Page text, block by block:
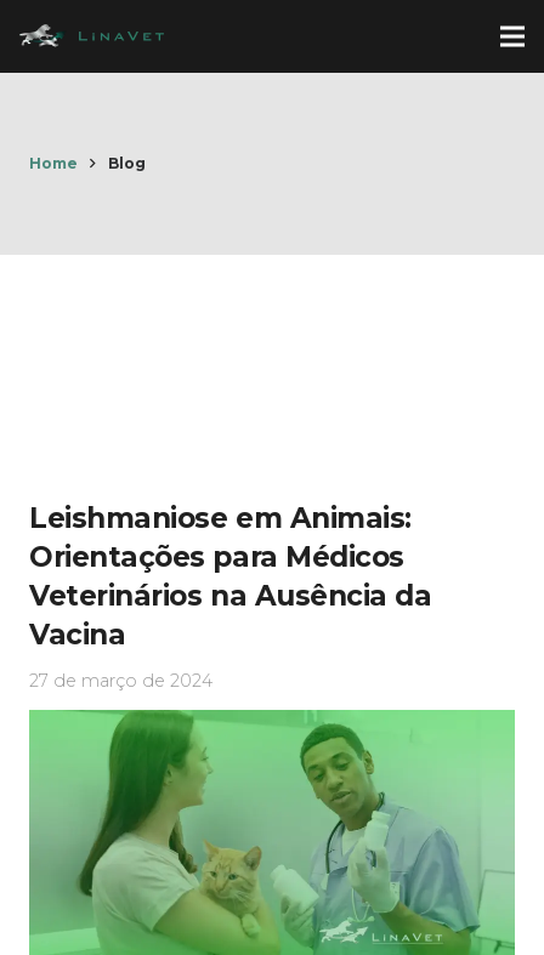
Home Blog
Leishmaniose em Animais:
Orientações para Médicos
Veterinários na Ausência da
Vacina
27 de março de 2024